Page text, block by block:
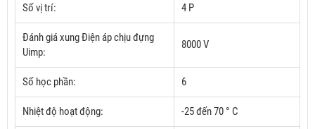
Số vị trí: 4 P
Đánh giá xung Điện áp chịu đựng
Uimp:
8000 V
Số học phần: 6
Nhiệt độ hoạt động: -25 đến 70 ° C